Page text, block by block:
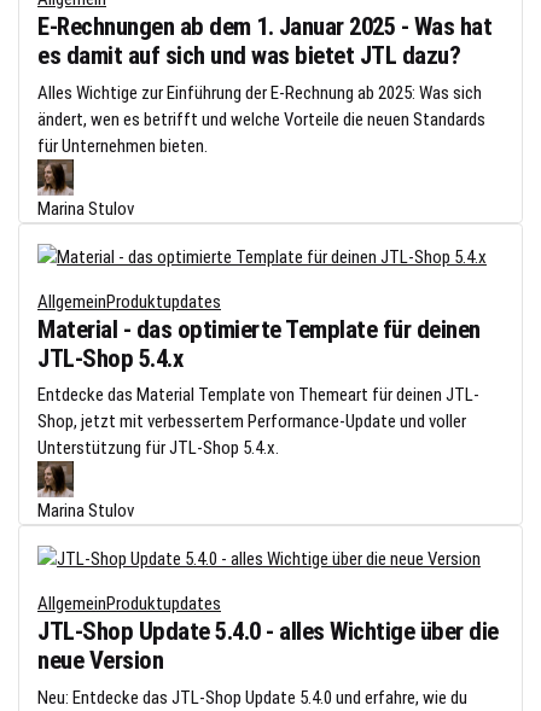
E-Rechnungen ab dem 1. Januar 2025 - Was hat
es damit auf sich und was bietet JTL dazu?
Alles Wichtige zur Einführung der E-Rechnung ab 2025: Was sich
ändert, wen es betrifft und welche Vorteile die neuen Standards
für Unternehmen bieten.
Marina Stulov
AllgemeinProduktupdates
Material - das optimierte Template für deinen
JTL-Shop 5.4.x
Entdecke das Material Template von Themeart für deinen JTL-
Shop, jetzt mit verbessertem Performance-Update und voller
Unterstützung für JTL-Shop 5.4.x.
Marina Stulov
AllgemeinProduktupdates
JTL-Shop Update 5.4.0 - alles Wichtige über die
neue Version
Neu: Entdecke das JTL-Shop Update 5.4.0 und erfahre, wie du